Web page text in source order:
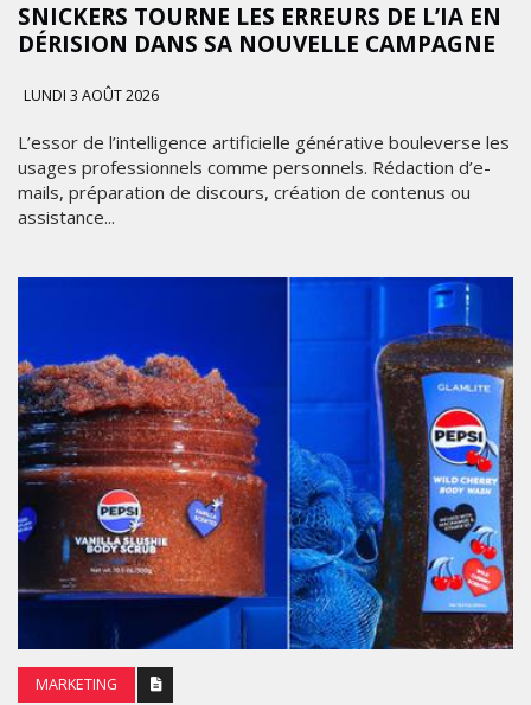
SNICKERS TOURNE LES ERREURS DE L’IA EN
DÉRISION DANS SA NOUVELLE CAMPAGNE
LUNDI 3 AOÛT 2026
L’essor de l’intelligence artificielle générative bouleverse les
usages professionnels comme personnels. Rédaction d’e-
mails, préparation de discours, création de contenus ou
assistance...
MARKETING